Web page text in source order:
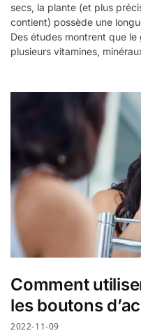
secs, la plante (et plus
contient) possède une
Des études montrent que le
plusieurs vitamines,
Comment
les boutons
2022-11-09